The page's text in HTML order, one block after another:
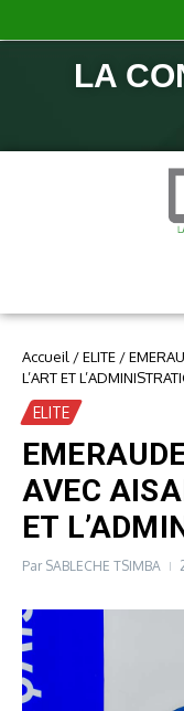
LA
Accueil /ELITE /
L’ART ET
ELITE
AVEC
ET
Par SABLECHE TSIMBA